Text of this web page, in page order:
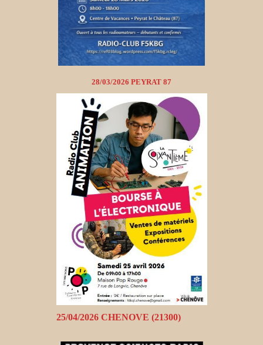
28/03/2026 PEYRAT 87
25/04/2026 CHENOVE (21300)